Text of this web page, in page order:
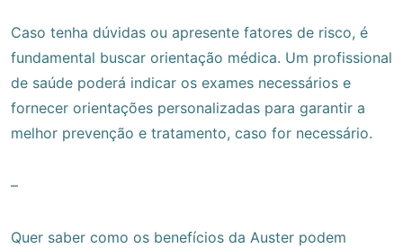
Caso tenha dúvidas ou apresente fatores de risco, é
fundamental buscar orientação médica. Um profissional
de saúde poderá indicar os exames necessários e
fornecer orientações personalizadas para garantir a
melhor prevenção e tratamento, caso for necessário.
–
Quer saber como os benefícios da Auster podem